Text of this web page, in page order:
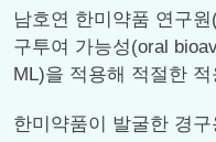
남호연 한미약품 연구
구투여 가능성(oral
ML)을 적용해 적절한
한미약품이 발굴한 경